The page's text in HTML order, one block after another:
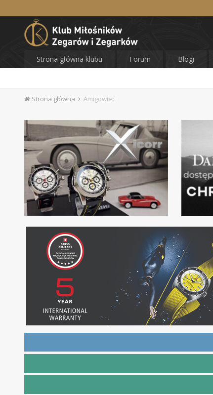
Strona główna klubu Forum Blogi
Strona główna Amigowiec